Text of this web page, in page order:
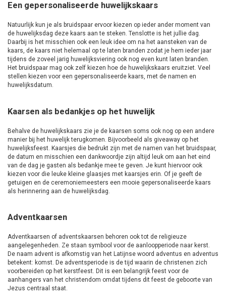
Een gepersonaliseerde huwelijkskaars
Natuurlijk kun je als bruidspaar ervoor kiezen op ieder ander moment van
de huwelijksdag deze kaars aan te steken. Tenslotte is het jullie dag.
Daarbij is het misschien ook een leuk idee om na het aansteken van de
kaars, de kaars niet helemaal op te laten branden zodat je hem ieder jaar
tijdens de zoveel jarig huwelijksviering ook nog even kunt laten branden.
Het bruidspaar mag ook zelf kiezen hoe de huwelijkskaars eruitziet. Veel
stellen kiezen voor een gepersonaliseerde kaars, met de namen en
huwelijksdatum.
Kaarsen als bedankjes op het huwelijk
Behalve de huwelijkskaars zie je de kaarsen soms ook nog op een andere
manier bij het huwelijk terugkomen. Bijvoorbeeld als giveaway op het
huwelijksfeest. Kaarsjes die bedrukt zijn met de namen van het bruidspaar,
de datum en misschien een dankwoordje zijn altijd leuk om aan het eind
van de dag je gasten als bedankje mee te geven. Je kunt hiervoor ook
kiezen voor die leuke kleine glaasjes met kaarsjes erin. Of je geeft de
getuigen en de ceremoniemeesters een mooie gepersonaliseerde kaars
als herinnering aan de huwelijksdag.
Adventkaarsen
Adventkaarsen of adventskaarsen behoren ook tot de religieuze
aangelegenheden. Ze staan symbool voor de aanloopperiode naar kerst.
De naam advent is afkomstig van het Latijnse woord adventus en adventus
betekent: komst. De adventsperiode is de tijd waarin de christenen zich
voorbereiden op het kerstfeest. Dit is een belangrijk feest voor de
aanhangers van het christendom omdat tijdens dit feest de geboorte van
Jezus centraal staat.